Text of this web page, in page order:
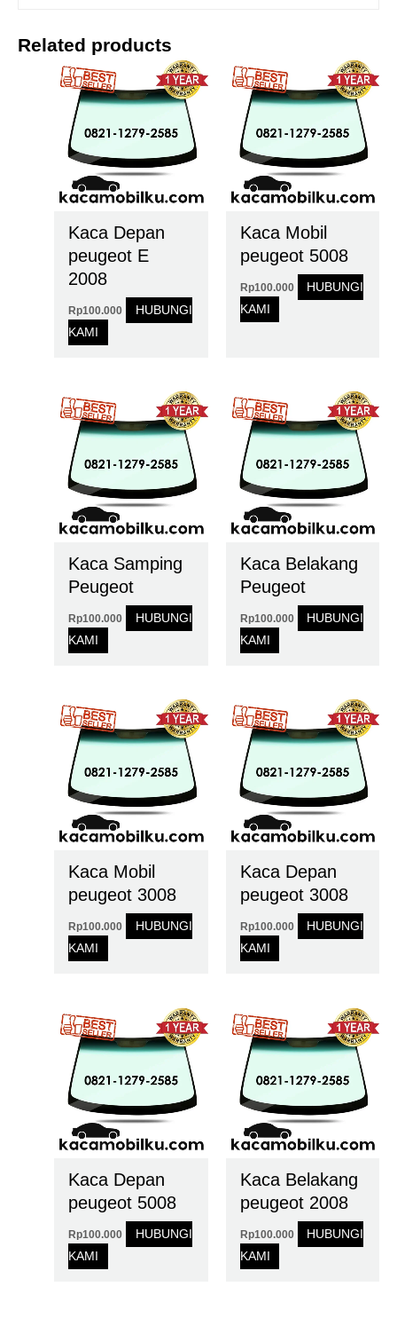
Related products
Kaca Depan
peugeot E
2008
Rp100.000
HUBUNGI
KAMI
Kaca Mobil
peugeot 5008
Rp100.000
HUBUNGI
KAMI
Kaca Samping
Peugeot
Rp100.000
HUBUNGI
KAMI
Kaca Belakang
Peugeot
Rp100.000
HUBUNGI
KAMI
Kaca Mobil
peugeot 3008
Rp100.000
HUBUNGI
KAMI
Kaca Depan
peugeot 3008
Rp100.000
HUBUNGI
KAMI
Kaca Depan
peugeot 5008
Rp100.000
HUBUNGI
KAMI
Kaca Belakang
peugeot 2008
Rp100.000
HUBUNGI
KAMI